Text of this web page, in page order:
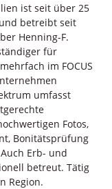
ist seit über 25
betreibt seit
Henning-F.
für
im FOCUS
umfasst
Fotos,
Bonitätsprüfung
Erb- und
betreut. Tätig
Region.